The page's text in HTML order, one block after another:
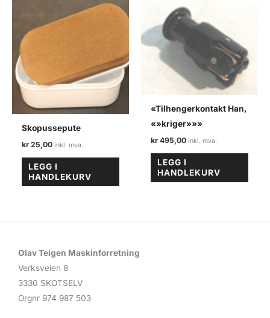
Skopussepute
kr 25,00
LEGG I
HANDLEKURV
«Tilhengerkontakt Han,
«»kriger»»»
kr 495,00
LEGG I
HANDLEKURV
Olav Teigen Maskinforretning
Verksveien 8
3330 SKOTSELV
Orgnr 974 987 503